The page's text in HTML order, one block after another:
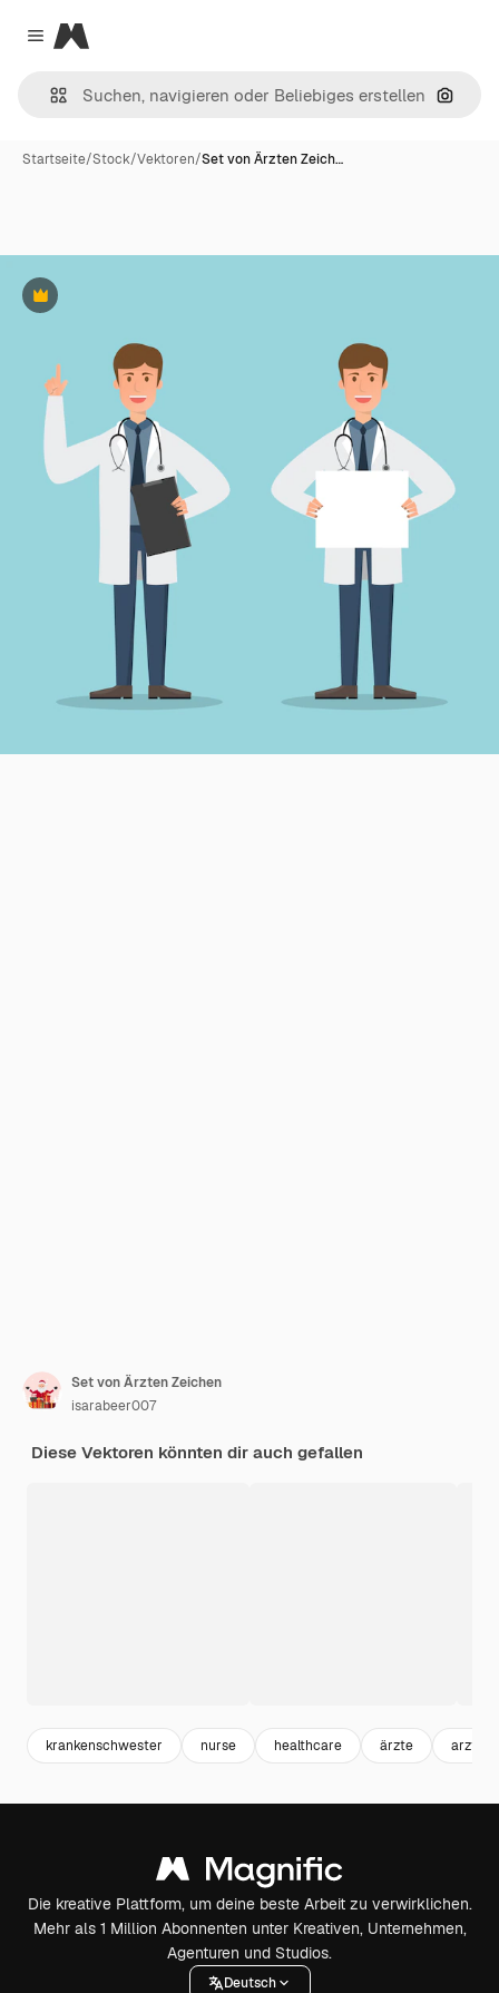
Close menu
Magnific
Nach
Startseite/Stock/Vektoren/Set von Ärzten Zeich…
Premium
Set von Ärzten Zeichen
isarabeer007
Diese Vektoren könnten dir auch gefallen
krankenschwester nurse healthcare ärzte arzt
Die kreative Plattform, um deine beste Arbeit zu verwirklichen.
Mehr als 1 Million Abonnenten unter Kreativen, Unternehmen,
Agenturen und Studios.
Deutsch